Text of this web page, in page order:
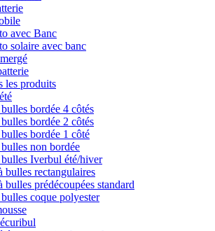
avec Banc
solaire avec banc
les produits
bordée 4 côtés
bordée 2 côtés
bordée 1 côté
non bordée
Iverbul été/hiver
bulles rectangulaires
bulles prédécoupées standard
coque polyester